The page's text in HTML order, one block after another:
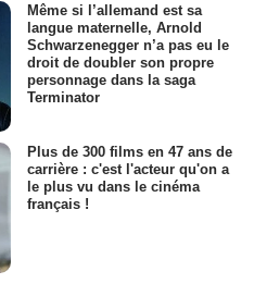
Même si l’allemand est sa
langue maternelle, Arnold
Schwarzenegger n’a pas eu le
droit de doubler son propre
personnage dans la saga
Terminator
Plus de 300 films en 47 ans de
carrière : c'est l'acteur qu'on a
le plus vu dans le cinéma
français !